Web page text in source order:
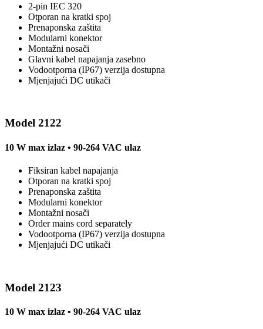
2-pin IEC 320
Otporan na kratki spoj
Prenaponska zaštita
Modularni konektor
Montažni nosači
Glavni kabel napajanja zasebno
Vodootporna (IP67) verzija dostupna
Mjenjajući DC utikači
Model 2122
10 W max izlaz • 90-264 VAC ulaz
Fiksiran kabel napajanja
Otporan na kratki spoj
Prenaponska zaštita
Modularni konektor
Montažni nosači
Order mains cord separately
Vodootporna (IP67) verzija dostupna
Mjenjajući DC utikači
Model 2123
10 W max izlaz • 90-264 VAC ulaz